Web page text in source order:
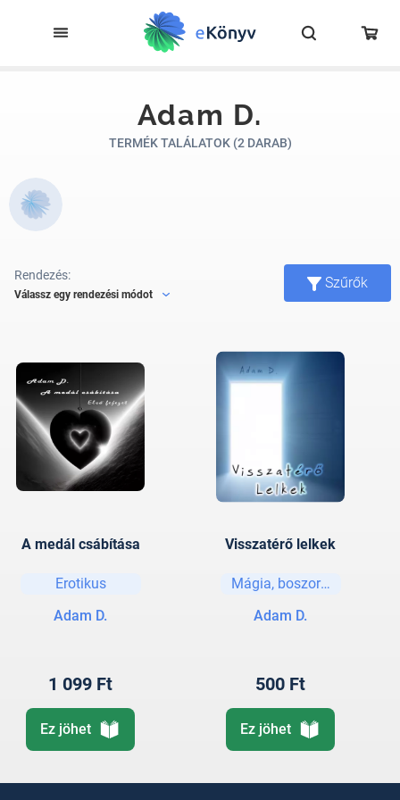
Adam D.
TERMÉK TALÁLATOK (2 DARAB)
Rendezés:
Válassz egy rendezési módot
Szűrők
A medál csábítása
Erotikus
Adam D.
1 099 Ft
Ez jöhet
Visszatérő lelkek
Mágia, boszorkányság
Adam D.
500 Ft
Ez jöhet